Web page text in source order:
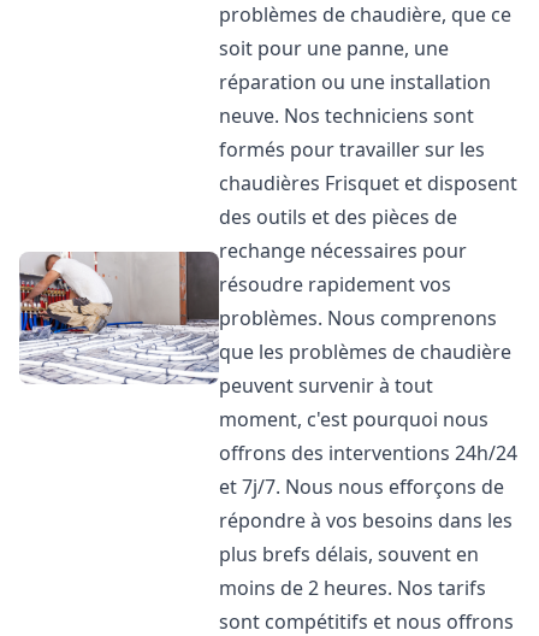
problèmes de chaudière, que ce
soit pour une panne, une
réparation ou une installation
neuve. Nos techniciens sont
formés pour travailler sur les
chaudières Frisquet et disposent
des outils et des pièces de
rechange nécessaires pour
résoudre rapidement vos
problèmes. Nous comprenons
que les problèmes de chaudière
peuvent survenir à tout
moment, c'est pourquoi nous
offrons des interventions 24h/24
et 7j/7. Nous nous efforçons de
répondre à vos besoins dans les
plus brefs délais, souvent en
moins de 2 heures. Nos tarifs
sont compétitifs et nous offrons